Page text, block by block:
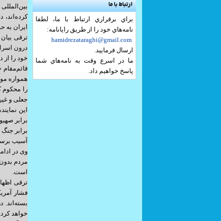
ارتباط با ما
براي برقراري ارتباط با ما، لطفا
نامه‌هاي خود را از طريق رايانامه:
hamidrezataraghi@gmail.com
ارسال فرماييد.
ما در اسرع وقت به نامه‌هاي شما
پاسخ خواهيم داد.
کرده‌اند،
ایران به
ترقی
درون
خود را
همواره
را محکوم
جعلی و
این
برابر
برابر
آسیب
وی در
مردم
است.
ترقی
فشار
بسته‌اند.
خواهد کرد.